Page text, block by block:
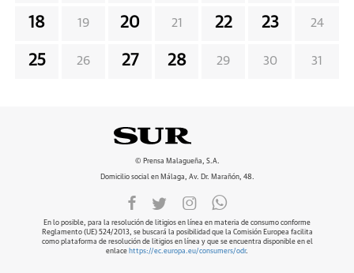
18 19 20 21 22 23 24
25 26 27 28 29 30 31
© Prensa Malagueña, S.A.
Domicilio social en Málaga, Av. Dr. Marañón, 48.
En lo posible, para la resolución de litigios en línea en materia de consumo conforme
Reglamento (UE) 524/2013, se buscará la posibilidad que la Comisión Europea facilita
como plataforma de resolución de litigios en línea y que se encuentra disponible en el
enlace https://ec.europa.eu/consumers/odr.